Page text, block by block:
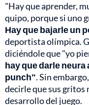
"Hay que aprender,
quipo, porque si uno
Hay que bajarle un
deportista olímpica.
diciéndole que "yo
hay que darle neura
punch". Sin
decirle que sus gritos
desarrollo del juego.